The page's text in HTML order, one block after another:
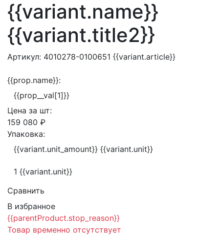
{{variant.name}}
{{variant.title2}}
Артикул: 4010278-0100651 {{variant.article}}
{{prop.name}}:
{{prop__val[1]}}
Цена за шт:
159 080 ₽
Упаковка:
{{variant.unit_amount}} {{variant.unit}}
1 {{variant.unit}}
Сравнить
В избранное
{{parentProduct.stop_reason}}
Товар временно отсутствует